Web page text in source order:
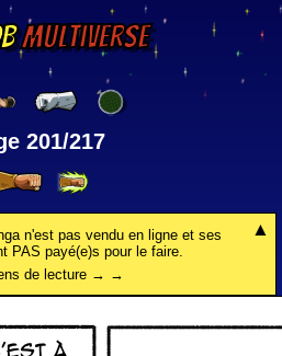
Multiverse
201/217
n'est pas vendu en ligne et ses
PAS payé(e)s pour le faire.
de lecture → →